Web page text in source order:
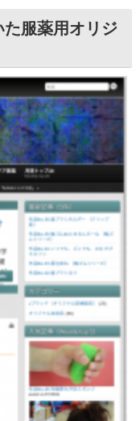
服薬用オリジ